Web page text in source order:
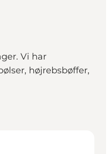
Vi har
højrebsbøffer,